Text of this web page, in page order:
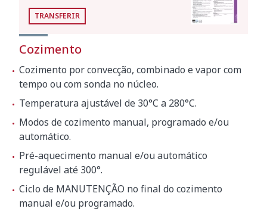
Distâncias para a instalação
Lado esquerdo
Lado direito
50 mm
Parte traseira
Parte superior
Conexão hidráulica
Conexão de auto-limpeza
Conexão de vapor (água
descalcificada)
3/4"
TRANSFERIR
Cozimento
Cozimento por convecção, combinado e vapor com
tempo ou com sonda no núcleo.
Temperatura ajustável de 30°C a 280°C.
Modos de cozimento manual, programado e/ou
automático.
Pré-aquecimento manual e/ou automático
regulável até 300°.
Ciclo de MANUTENÇÃO no final do cozimento
manual e/ou programado.